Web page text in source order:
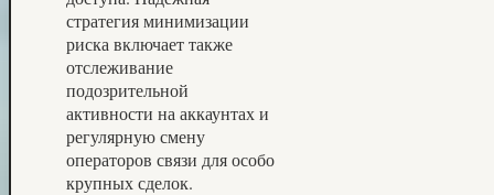
стратегия минимизации
риска включает также
отслеживание
подозрительной
активности на аккаунтах и
регулярную смену
операторов связи для особо
крупных сделок.